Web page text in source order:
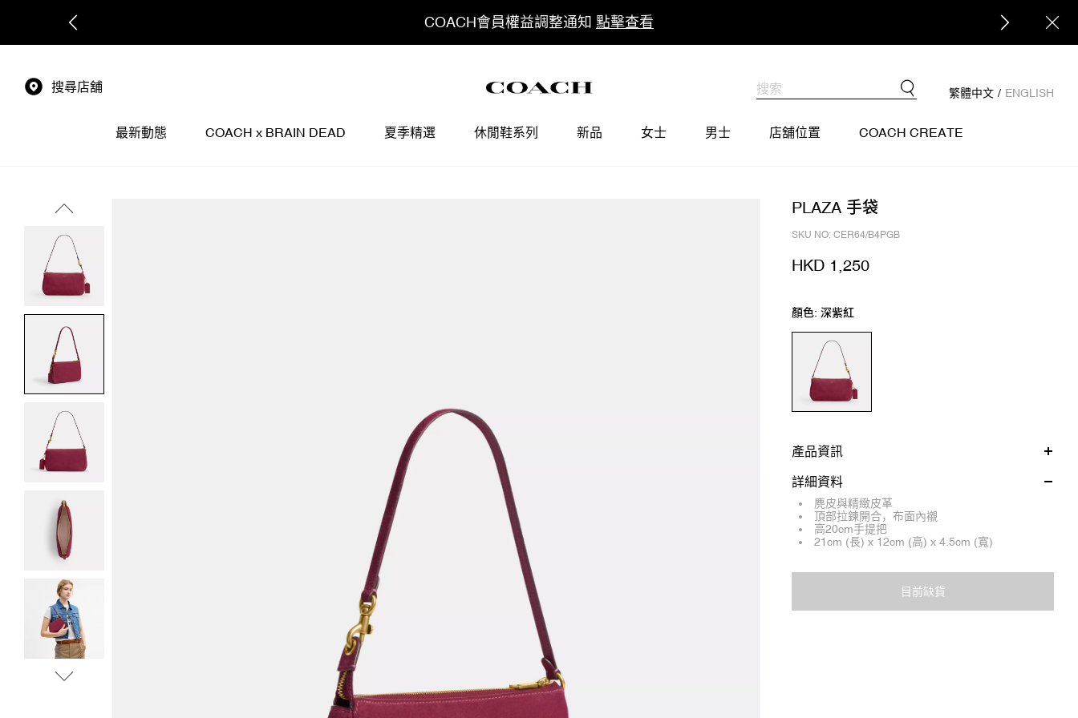
COACH會員權益調整通知 點擊查看
搜尋店舖 繁體中文 / ENGLISH
最新動態 COACH x BRAIN DEAD 夏季精選 休閒鞋系列 新品 女士 男士 店舖位置 COACH CREATE
PLAZA 手袋
SKU NO: CER64/B4PGB
HKD 1,250
顏色: 深紫紅
產品資訊
詳細資料
麂皮與精緻皮革
頂部拉鍊開合，布面內襯
高20cm手提把
21cm (長) x 12cm (高) x 4.5cm (寬)
目前缺貨